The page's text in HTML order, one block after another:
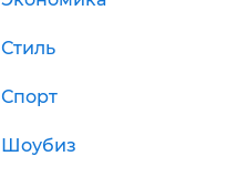
Стиль
Спорт
Шоубиз